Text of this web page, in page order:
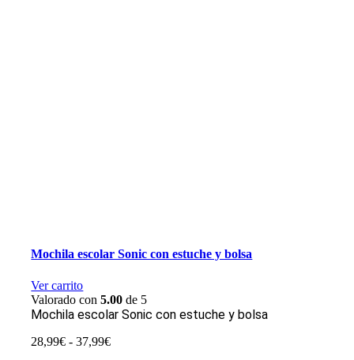
Mochila escolar Sonic con estuche y bolsa
Ver carrito
Valorado con5.00 de 5
Mochila escolar Sonic con estuche y bolsa
28,99€ - 37,99€Rango